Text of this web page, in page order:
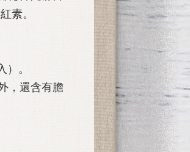
素。
。
，還含有膽